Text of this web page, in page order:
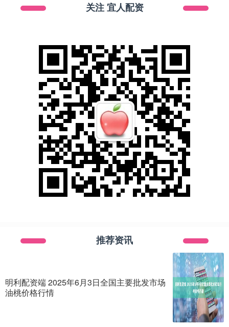
关注 宜人配资
推荐资讯
明利配资端 2025年6月3日全国主要批发市场
油桃价格行情